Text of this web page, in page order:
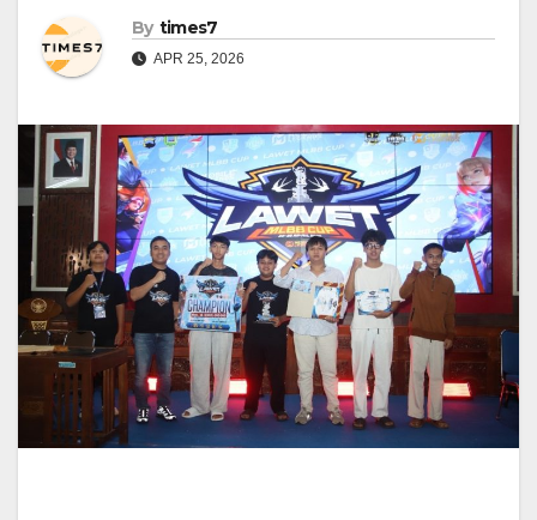
By times7
APR 25, 2026